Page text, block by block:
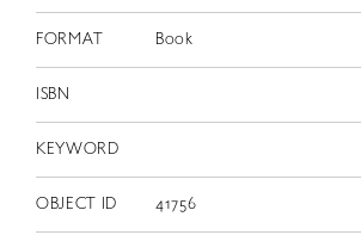
FORMAT Book
ISBN
KEYWORD
OBJECT ID 41756